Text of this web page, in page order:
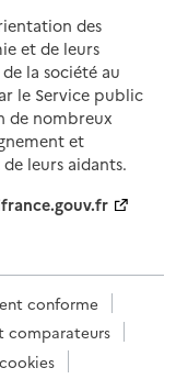
des
et de leurs
la société au
le Service public
de nombreux
et
leurs aidants.
conforme
comparateurs